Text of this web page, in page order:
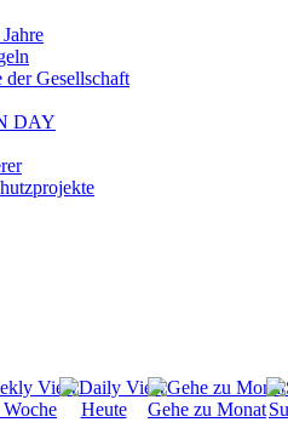
Gesellschaft
DAY
Heute Gehe zu Monat